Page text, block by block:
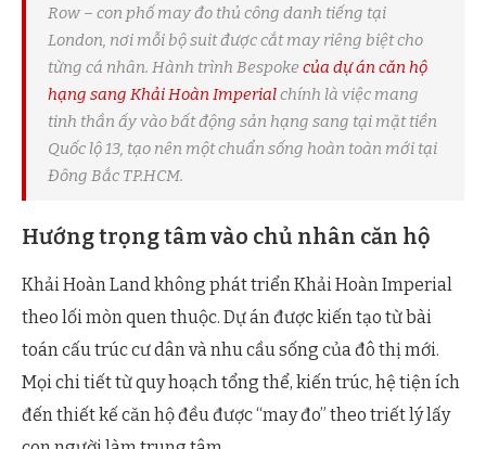
Row – con phố may đo thủ công danh tiếng tại
London, nơi mỗi bộ suit được cắt may riêng biệt cho
từng cá nhân. Hành trình Bespoke của dự án căn hộ
hạng sang Khải Hoàn Imperialchính là việc mang
tinh thần ấy vào bất động sản hạng sang tại mặt tiền
Quốc lộ 13, tạo nên một chuẩn sống hoàn toàn mới tại
Đông Bắc TP.HCM.
Hướng trọng tâm vào chủ nhân căn hộ
Khải Hoàn Land không phát triển Khải Hoàn Imperial
theo lối mòn quen thuộc. Dự án được kiến tạo từ bài
toán cấu trúc cư dân và nhu cầu sống của đô thị mới.
Mọi chi tiết từ quy hoạch tổng thể, kiến trúc, hệ tiện ích
đến thiết kế căn hộ đều được “may đo” theo triết lý lấy